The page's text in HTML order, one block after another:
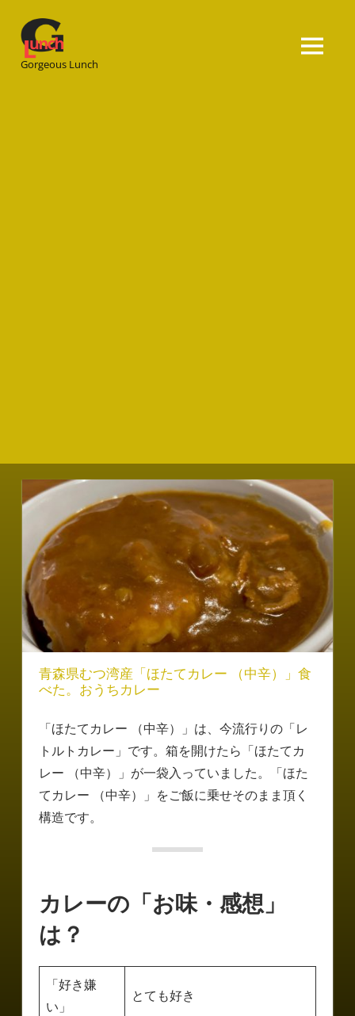
Gorgeous Lunch
青森県むつ湾産「ほたてカレー （中辛）」食
べた。おうちカレー
「ほたてカレー （中辛）」は、今流行りの「レ
トルトカレー」です。箱を開けたら「ほたてカ
レー （中辛）」が一袋入っていました。「ほた
てカレー （中辛）」をご飯に乗せそのまま頂く
構造です。
カレーの「お味・感想」
は？
「好き嫌
い」
とても好き